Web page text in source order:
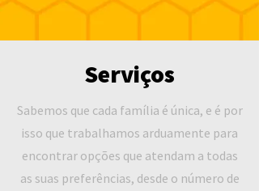
Serviços
Sabemos que cada família é única, e é por
isso que trabalhamos arduamente para
encontrar opções que atendam a todas
as suas preferências, desde o número de